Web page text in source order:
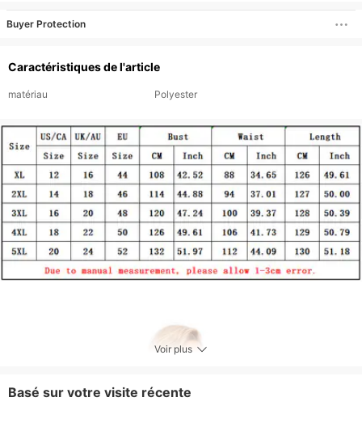
Grandes tailles
Buyer Protection
Caractéristiques de l'article
matériau Polyester
Voir plus
Basé sur votre visite récente